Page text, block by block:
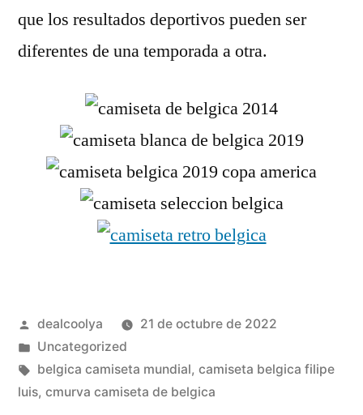
que los resultados deportivos pueden ser
diferentes de una temporada a otra.
Publicado
por
dealcoolya
21 de octubre de 2022
Publicado
en
Uncategorized
Etiquetas:
belgica camiseta mundial, camiseta belgica filipe
luis, cmurva camiseta de belgica